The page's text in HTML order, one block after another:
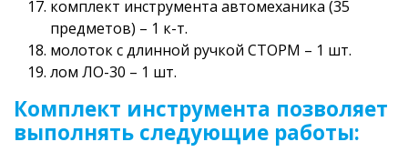
комплект инструмента автомеханика (35
предметов) – 1 к-т.
молоток с длинной ручкой СТОРМ – 1 шт.
лом ЛО-30 – 1 шт.
Комплект инструмента позволяет
выполнять следующие работы: